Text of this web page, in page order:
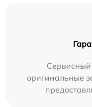
Сервисный
оригинальные